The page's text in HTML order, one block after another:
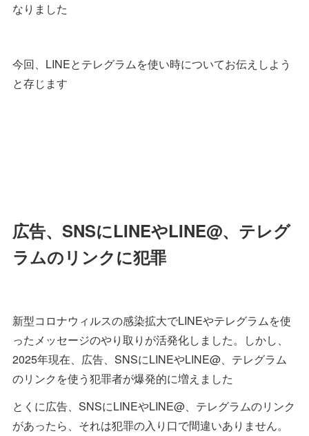
なりました
今回、LINEとテレグラムを使い時についてお伝えしよう
と存じます
広告、SNSにLINEやLINE@、テレグ
ラムのリンクに犯罪
新型コロナウィルスの感染拡大でLINEやテレグラムを使
ったメッセージのやり取りが活発化しました。しかし、
2025年現在、広告、SNSにLINEやLINE@、テレグラム
のリンクを使う犯罪者が爆発的に増えました
とくに広告、SNSにLINEやLINE@、テレグラムのリンク
があったら、それは犯罪の入り口で間違いありません。